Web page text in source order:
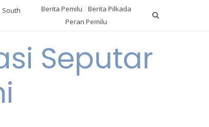
South
Berita Pemilu
Berita Pilkada
Peran Pemilu
Seputar